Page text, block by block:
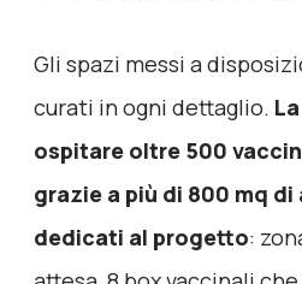
Gli spazi messi a
curati in ogni dettaglio.
ospitare oltre 500
grazie a più di 800 mq di
dedicati al progetto: